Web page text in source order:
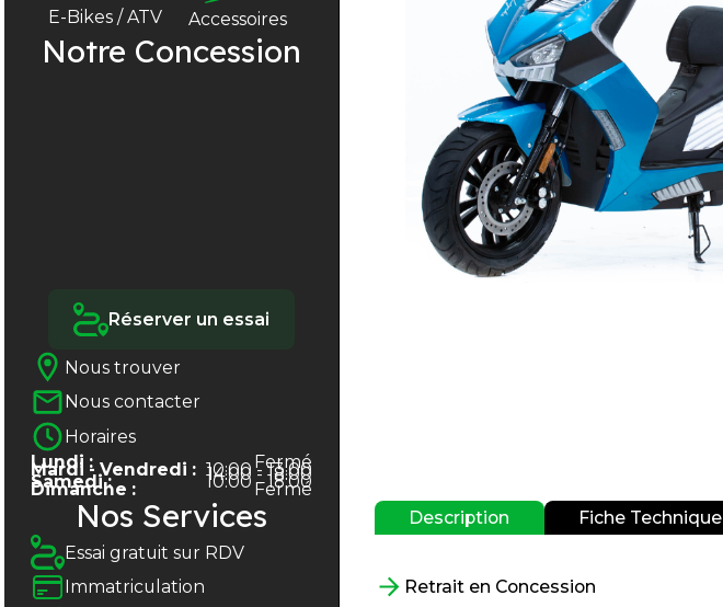
E-Bikes / ATV Accessoires
Notre Concession
Réserver un essai
Nous trouver
Nous contacter
Horaires
Lundi :
Fermé
Mardi - Vendredi : 10:00 - 13:00
14:00 - 18:00
Samedi : 10:00 - 18:00
Dimanche : Fermé
Nos Services
Essai gratuit sur RDV
Immatriculation
Description Fiche Technique
Retrait en Concession